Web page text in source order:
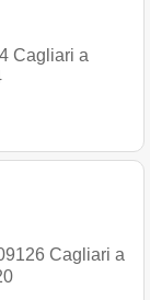
Cagliari a
Cagliari a